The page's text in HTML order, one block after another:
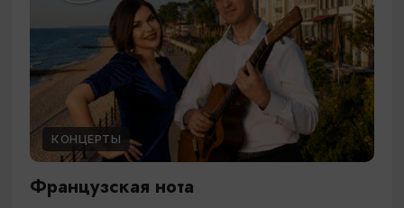
КОНЦЕРТЫ
Французская нота